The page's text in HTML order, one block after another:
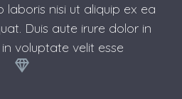
laboris nisi ut aliquip ex ea
Duis aute irure dolor in
voluptate velit esse

